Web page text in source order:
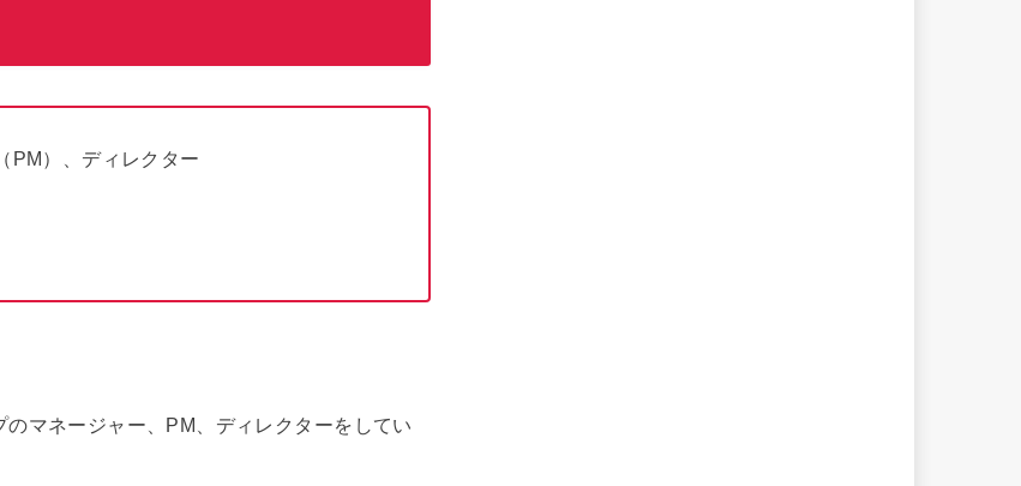
PM）、ディレクター
マネージャー、PM、ディレクターをしてい